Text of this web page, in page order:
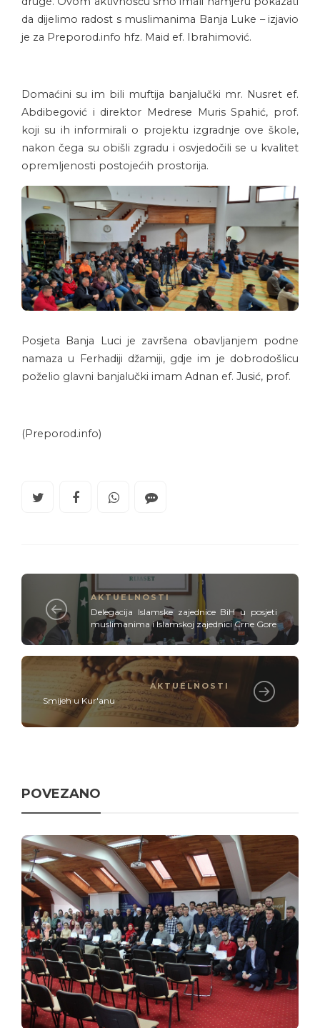
da dijelimo radost s muslimanima Banja Luke – izjavio
je za Preporod.info hfz. Maid ef. Ibrahimović.
Domaćini su im bili muftija banjalučki mr. Nusret ef.
Abdibegović i direktor Medrese Muris Spahić, prof.
koji su ih informirali o projektu izgradnje ove škole,
nakon čega su obišli zgradu i osvjedočili se u kvalitet
opremljenosti postojećih prostorija.
Posjeta Banja Luci je završena obavljanjem podne
namaza u Ferhadiji džamiji, gdje im je dobrodošlicu
poželio glavni banjalučki imam Adnan ef. Jusić, prof.
(Preporod.info)
AKTUELNOSTI
Delegacija Islamske zajednice BiH u posjeti
muslimanima i Islamskoj zajednici Crne Gore
AKTUELNOSTI
Smijeh u Kur'anu
POVEZANO